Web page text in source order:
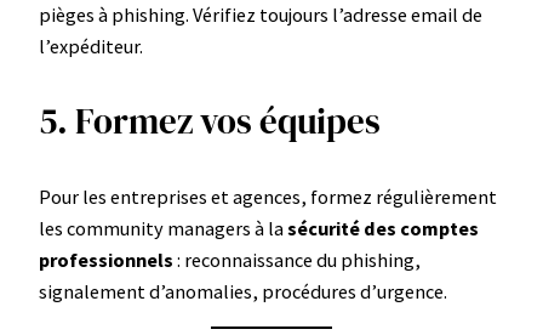
pièges à phishing. Vérifiez toujours l’adresse email de
l’expéditeur.
5. Formez vos équipes
Pour les entreprises et agences, formez régulièrement
les community managers à lasécurité des comptes
professionnels : reconnaissance du phishing,
signalement d’anomalies, procédures d’urgence.